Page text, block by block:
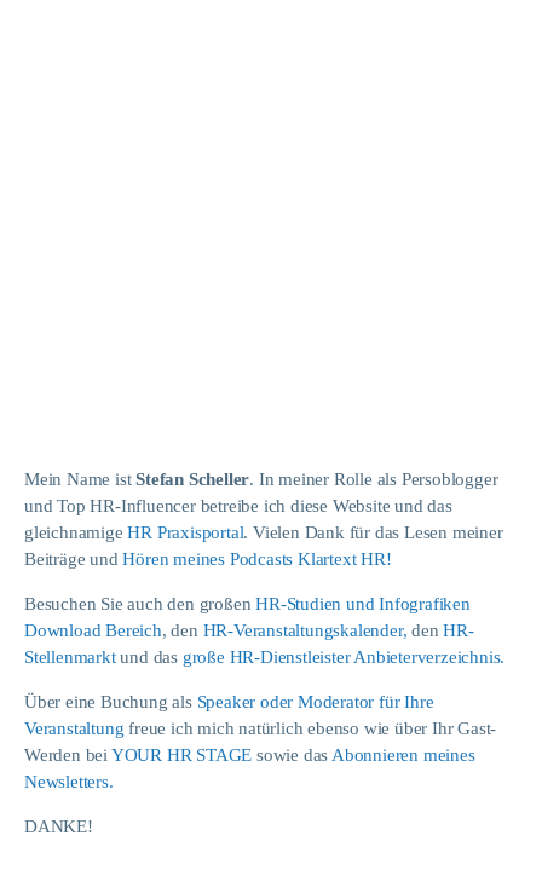
Mein Name istStefan Scheller. In meiner Rolle als Persoblogger
und Top HR-Influencer betreibe ich diese Website und das
gleichnamigeHR Praxisportal. Vielen Dank für das Lesen meiner
Beiträge undHören meines Podcasts Klartext HR!
Besuchen Sie auch den großenHR-Studien und Infografiken
Download Bereich, den HR-Veranstaltungskalender, denHR-
Stellenmarktund das große HR-Dienstleister Anbieterverzeichnis.
Über eine Buchung als Speaker oder Moderator für Ihre
Veranstaltung freue ich mich natürlich ebenso wie über Ihr Gast-
Werden bei YOUR HR STAGE sowie das Abonnieren meines
Newsletters.
DANKE!